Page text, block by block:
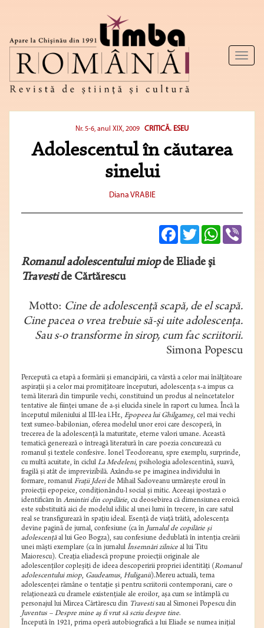
Toggle
Nr. 5-6, anul XIX, 2009 CRITICĂ. ESEU
Adolescentul în căutarea
sinelui
Diana VRABIE
FacebookTwitterWhatsApp
Romanul adolescentului miopde Eliade şi
Travestide Cărtărescu
Motto: Cine de adolescenţă scapă, de el scapă.
Cine pacea o vrea trebuie să-şi uite adolescenţa.
Sau s-o transforme în sirop, cum fac scriitorii.
Simona Popescu
Percepută ca etapă a formării şi emancipării, ca vârstă a celor mai înălţătoare
aspiraţii şi a celor mai promiţătoare începuturi, adolescenţa s-a impus ca
temă literară din timpurile vechi, constituind un produs al neîncetatelor
tentative ale fiinţei umane de a-şi elucida sinele în raport cu lumea. Încă la
începutul mileniului al III-lea î.Hr., Epopeea lui Ghilgameş, cel mai vechi
text sumeo-babilonian, oferea modelul unor eroi care descoperă, în
trecerea de la adolescenţă la maturitate, eterne valori umane. Această
tematică generează o întreagă literatură în care poezia concurează cu
romanul şi textele confesive. Ionel Teodoreanu, spre exemplu, surprinde,
cu multă acuitate, în ciclul La Medeleni, psihologia adolescentină, suavă,
fragilă şi atât de imprevizibilă. Axându-se pe imaginea individului în
formare, romanul Fraţii Jderide Mihail Sadoveanu urmăreşte eroul în
proiecţii epopeice, condiţionându-l social şi mitic. Aceeaşi ipostază o
identificăm în Amintiri din copilărie, cu deosebirea că dimensiunea eroică
este substituită aici de modelul idilic al unei lumi în trecere, în care satul
real se transfigurează în spaţiu ideal. Esenţă de viaţă trăită, adolescenţa
devine pagină de jurnal, confesiune (ca în Jurnalul de copilărie şi
adolescenţăal lui Geo Bogza), sau confesiune dedublată în intenţia creării
unei măşti exemplare (ca în jurnalul Însemnări zilnice al lui Titu
Maiorescu). Creaţia eliadescă propune proiecţii originale ale
adolescenţilor copleşiţi de ideea descoperirii propriei identităţi (Romanul
adolescentului miop, Gaudeamus, Huliganii).Mereu actuală, tema
adolescenţei rămâne o tentaţie şi pentru scriitorii contemporani, care o
relaţionează cu dramele existenţiale ale eroilor, aşa cum se întâmplă cu
personajul lui Mircea Cărtărescu din Travestisau al Simonei Popescu din
Juventus – Despre mine aş fi vrut să scriu despre tine.
Începută în 1921, prima operă autobiografică a lui Eliade se numea iniţial